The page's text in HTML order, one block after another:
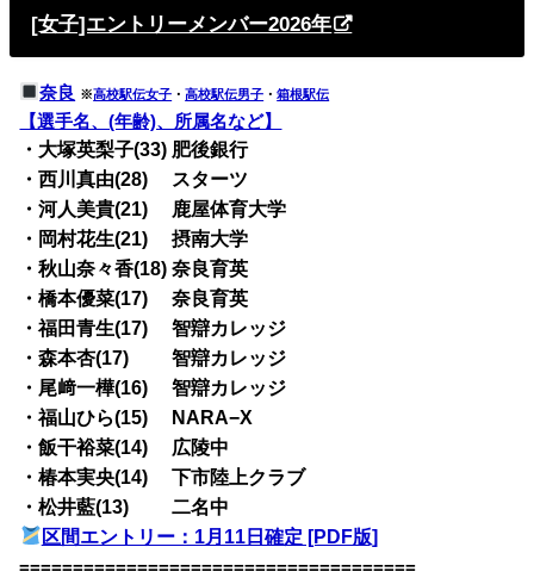
[女子]エントリーメンバー2026年
奈良 ※高校駅伝女子 ・高校駅伝男子 ・箱根駅伝
【選手名、(年齢)、所属名など】
・大塚英梨子(33) 肥後銀行
・西川真由(28) スターツ
・河人美貴(21) 鹿屋体育大学
・岡村花生(21) 摂南大学
・秋山奈々香(18) 奈良育英
・橋本優菜(17) 奈良育英
・福田青生(17) 智辯カレッジ
・森本杏(17) 智辯カレッジ
・尾﨑一樺(16) 智辯カレッジ
・福山ひら(15) NARA−X
・飯干裕菜(14) 広陵中
・椿本実央(14) 下市陸上クラブ
・松井藍(13) 二名中
区間エントリー：1月11日確定 [PDF版]
=====================================